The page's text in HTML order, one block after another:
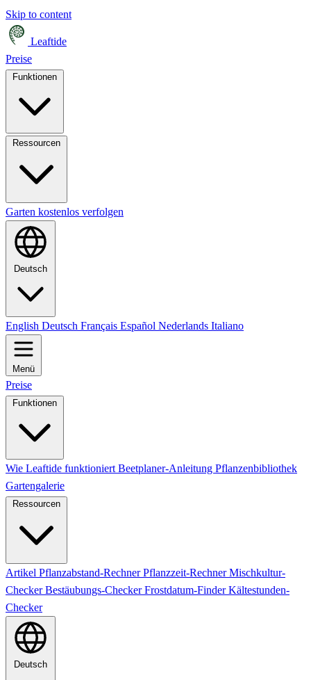
Skip to content
Leaftide
Preise
Garten kostenlos verfolgen
Deutsch
English Deutsch Français Español Nederlands Italiano
Menü
Preise
Funktionen
Wie Leaftide funktioniert Beetplaner-Anleitung Pflanzenbibliothek
Gartengalerie
Ressourcen
Artikel Pflanzabstand-RechnerPflanzzeit-RechnerMischkultur-
CheckerBestäubungs-CheckerFrostdatum-FinderKältestunden-
Checker
Deutsch